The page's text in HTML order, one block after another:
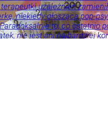
uzależnień
niekiedy głoszącą pop-
to, co ostatnio
nie jest ani najbardziej